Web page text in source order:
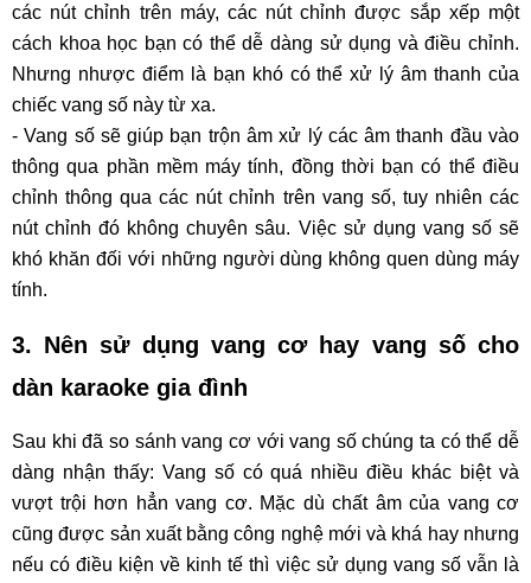
các nút chỉnh trên máy, các nút chỉnh được sắp xếp một
cách khoa học bạn có thể dễ dàng sử dụng và điều chỉnh.
Nhưng nhược điểm là bạn khó có thể xử lý âm thanh của
chiếc vang số này từ xa.
-Vang số sẽ giúp bạn trộn âm xử lý các âm thanh đầu vào
thông qua phần mềm máy tính, đồng thời bạn có thể điều
chỉnh thông qua các nút chỉnh trên vang số, tuy nhiên các
nút chỉnh đó không chuyên sâu. Việc sử dụng vang số sẽ
khó khăn đối với những người dùng không quen dùng máy
tính.
3. Nên sử dụng vang cơ hay vang số cho
dàn karaoke gia đình
Sau khi đã so sánh vang cơ với vang số chúng ta có thể dễ
dàng nhận thấy: Vang số có quá nhiều điều khác biệt và
vượt trội hơn hẳn vang cơ. Mặc dù chất âm của vang cơ
cũng được sản xuất bằng công nghệ mới và khá hay nhưng
nếu có điều kiện về kinh tế thì việc sử dụng vang số vẫn là